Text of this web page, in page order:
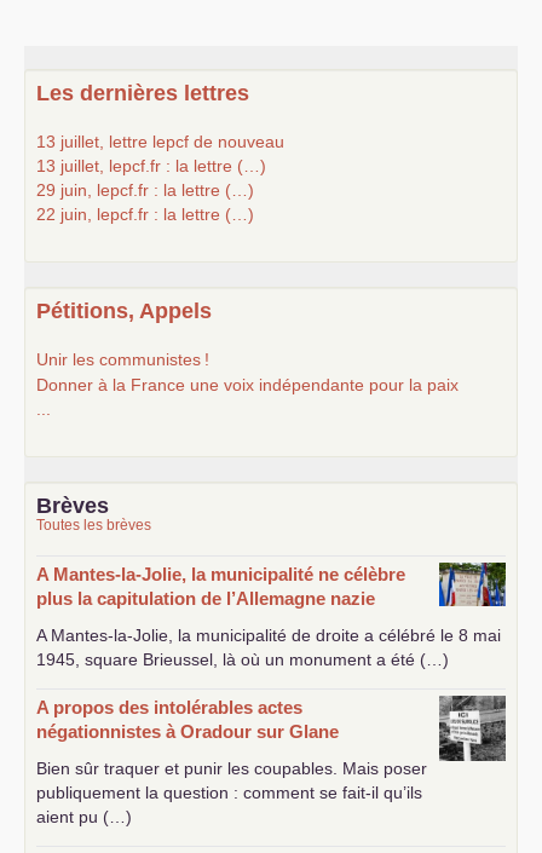
Les dernières lettres
13 juillet, lettre lepcf de nouveau
13 juillet, lepcf.fr : la lettre (…)
29 juin, lepcf.fr : la lettre (…)
22 juin, lepcf.fr : la lettre (…)
Pétitions, Appels
Unir les communistes !
Donner à la France une voix indépendante pour la paix
Brèves
Toutes les brèves
A Mantes-la-Jolie, la municipalité ne célèbre
plus la capitulation de l’Allemagne nazie
A Mantes-la-Jolie, la municipalité de droite a célébré le 8 mai
1945, square Brieussel, là où un monument a été (…)
A propos des intolérables actes
négationnistes à Oradour sur Glane
Bien sûr traquer et punir les coupables. Mais poser
publiquement la question : comment se fait-il qu’ils
aient pu (…)